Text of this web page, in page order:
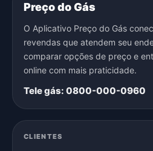
Preço do Gás
O Aplicativo Preço do Gás
revendas que atendem seu
comparar opções de preço e
online com mais praticidade.
Tele gás: 0800-000-0960
CLIENTES